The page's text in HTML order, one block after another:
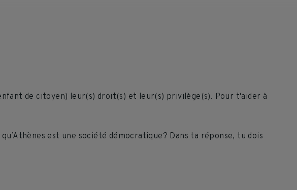
de citoyen) leur(s) droit(s) et leur(s) privilège(s). Pour t'aider à
est une société démocratique? Dans ta réponse, tu dois